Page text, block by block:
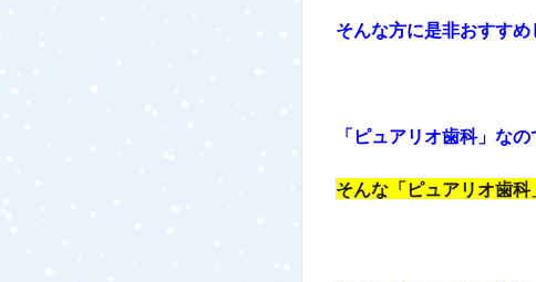
そんな方に是非おすすめ
「ピュアリオ歯科」なの
そんな「ピュアリオ歯